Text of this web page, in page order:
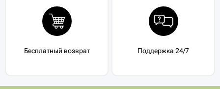
Бесплатный возврат Поддержка 24/7